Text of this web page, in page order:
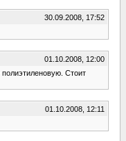
30.09.2008, 17:52
01.10.2008, 12:00
Стоит
01.10.2008, 12:11